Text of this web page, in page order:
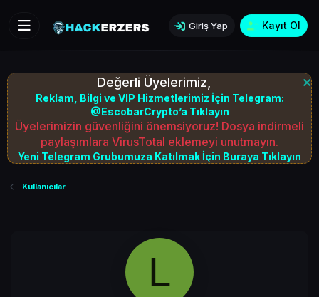
Giriş Yap Kayıt Ol
Değerli Üyelerimiz,
Reklam, Bilgi ve VIP Hizmetlerimiz İçin Telegram:
@EscobarCrypto’a Tıklayın
Üyelerimizin güvenliğini önemsiyoruz! Dosya indirmeli
paylaşımlara VirusTotal eklemeyi unutmayın.
Yeni Telegram Grubumuza Katılmak İçin Buraya Tıklayın
Kullanıcılar
L